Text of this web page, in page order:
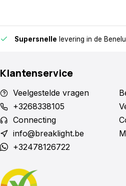
Supersnelle levering in de
Klantenservice
Veelgestelde vragen
+3268338105
Connecting
info@breaklight.be
+32478126722